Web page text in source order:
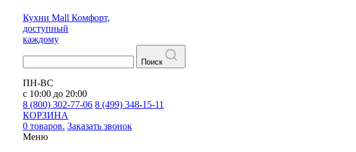
Кухни Mall Комфорт,
доступный
каждому
Поиск
ПН-ВС
с 10:00 до 20:00
8 (800) 302-77-06 8 (499) 348-15-11
КОРЗИНА
0 товаров. Заказать звонок
Меню